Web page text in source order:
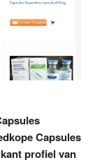
Capsules
profiel van